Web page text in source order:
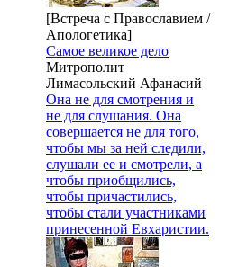
[Встреча с Православием /
Апологетика]
Самое великое дело
Митрополит
Лимасольский Афанасий
Она не для смотрения и
не для слушания. Она
совершается не для того,
чтобы мы за ней следили,
слушали ее и смотрели, а
чтобы приобщились,
чтобы причастились,
чтобы стали участниками
принесенной Евхаристии.